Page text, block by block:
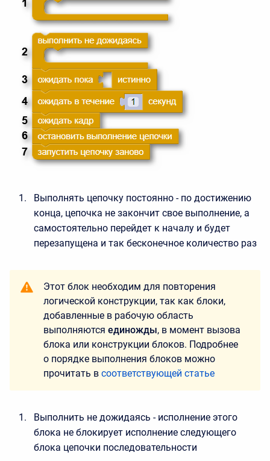
Выполнять цепочку постоянно - по достижению
конца, цепочка не закончит свое выполнение, а
самостоятельно перейдет к началу и будет
перезапущена и так бесконечное количество раз
Этот блок необходим для повторения
логической конструкции, так как блоки,
добавленные в рабочую область
выполняются единожды, в момент вызова
блока или конструкции блоков. Подробнее
о порядке выполнения блоков можно
прочитать в соответствующей статье
Выполнить не дожидаясь - исполнение этого
блока не блокирует исполнение следующего
блока цепочки последовательности